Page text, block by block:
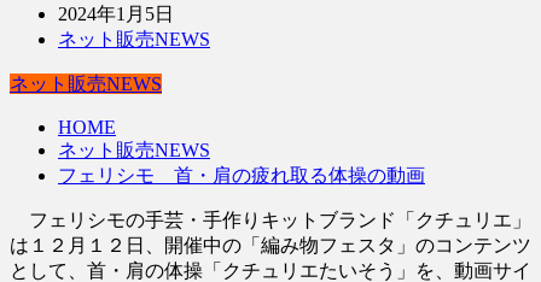
2024年1月5日
ネット販売NEWS
ネット販売NEWS
HOME
ネット販売NEWS
フェリシモ 首・肩の疲れ取る体操の動画
フェリシモの手芸・手作りキットブランド「クチュリエ」
は１２月１２日、開催中の「編み物フェスタ」のコンテンツ
として、首・肩の体操「クチュリエたいそう」を、動画サイ